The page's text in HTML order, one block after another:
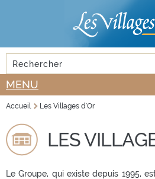
FORMULAIRE DE
Rechercher
MENU
Accueil Les Villages d'Or
LES
Le Groupe, qui existe depuis 1995,